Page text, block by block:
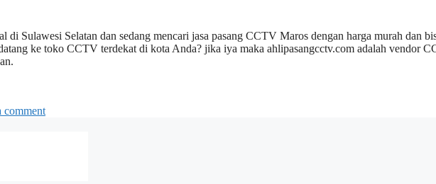
di Sulawesi Selatan dan sedang mencari jasa pasang CCTV Maros dengan harga murah dan
ke toko CCTV terdekat di kota Anda? jika iya maka ahlipasangcctv.com adalah vendor
comment